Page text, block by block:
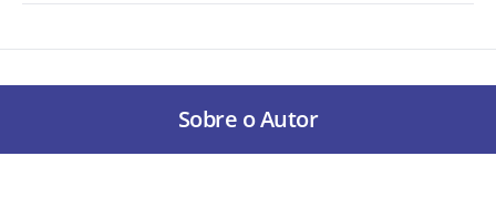
Sobre o Autor